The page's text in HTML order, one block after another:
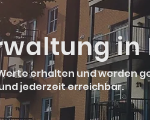
in
erhalten und werden
jederzeit erreichbar.